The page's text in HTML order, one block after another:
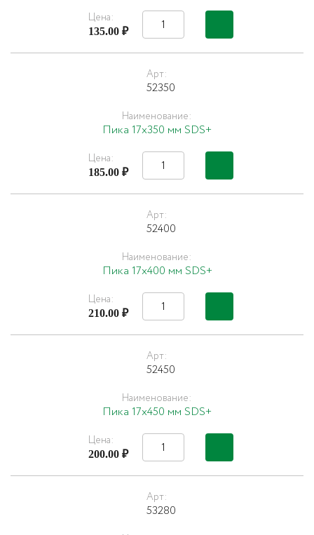
Цена:
135.00 ₽
Арт:
52350
Наименование:
Пика 17х350 мм SDS+
Цена:
185.00 ₽
Арт:
52400
Наименование:
Пика 17х400 мм SDS+
Цена:
210.00 ₽
Арт:
52450
Наименование:
Пика 17х450 мм SDS+
Цена:
200.00 ₽
Арт:
53280